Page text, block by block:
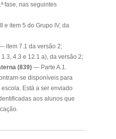
fase, nas seguintes
item 5 do Grupo IV, da
item 7.1 da versão 2;
4.3 e 12.1 a), da versão 2;
(839)— Parte A.1.
se disponíveis para
Está a ser enviado
aos alunos que